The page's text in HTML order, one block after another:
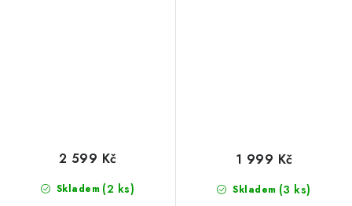
Skladem (2 ks)
2 599 Kč
Skladem (3 ks)
1 999 Kč